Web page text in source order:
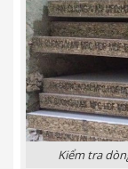
Kiểm tra